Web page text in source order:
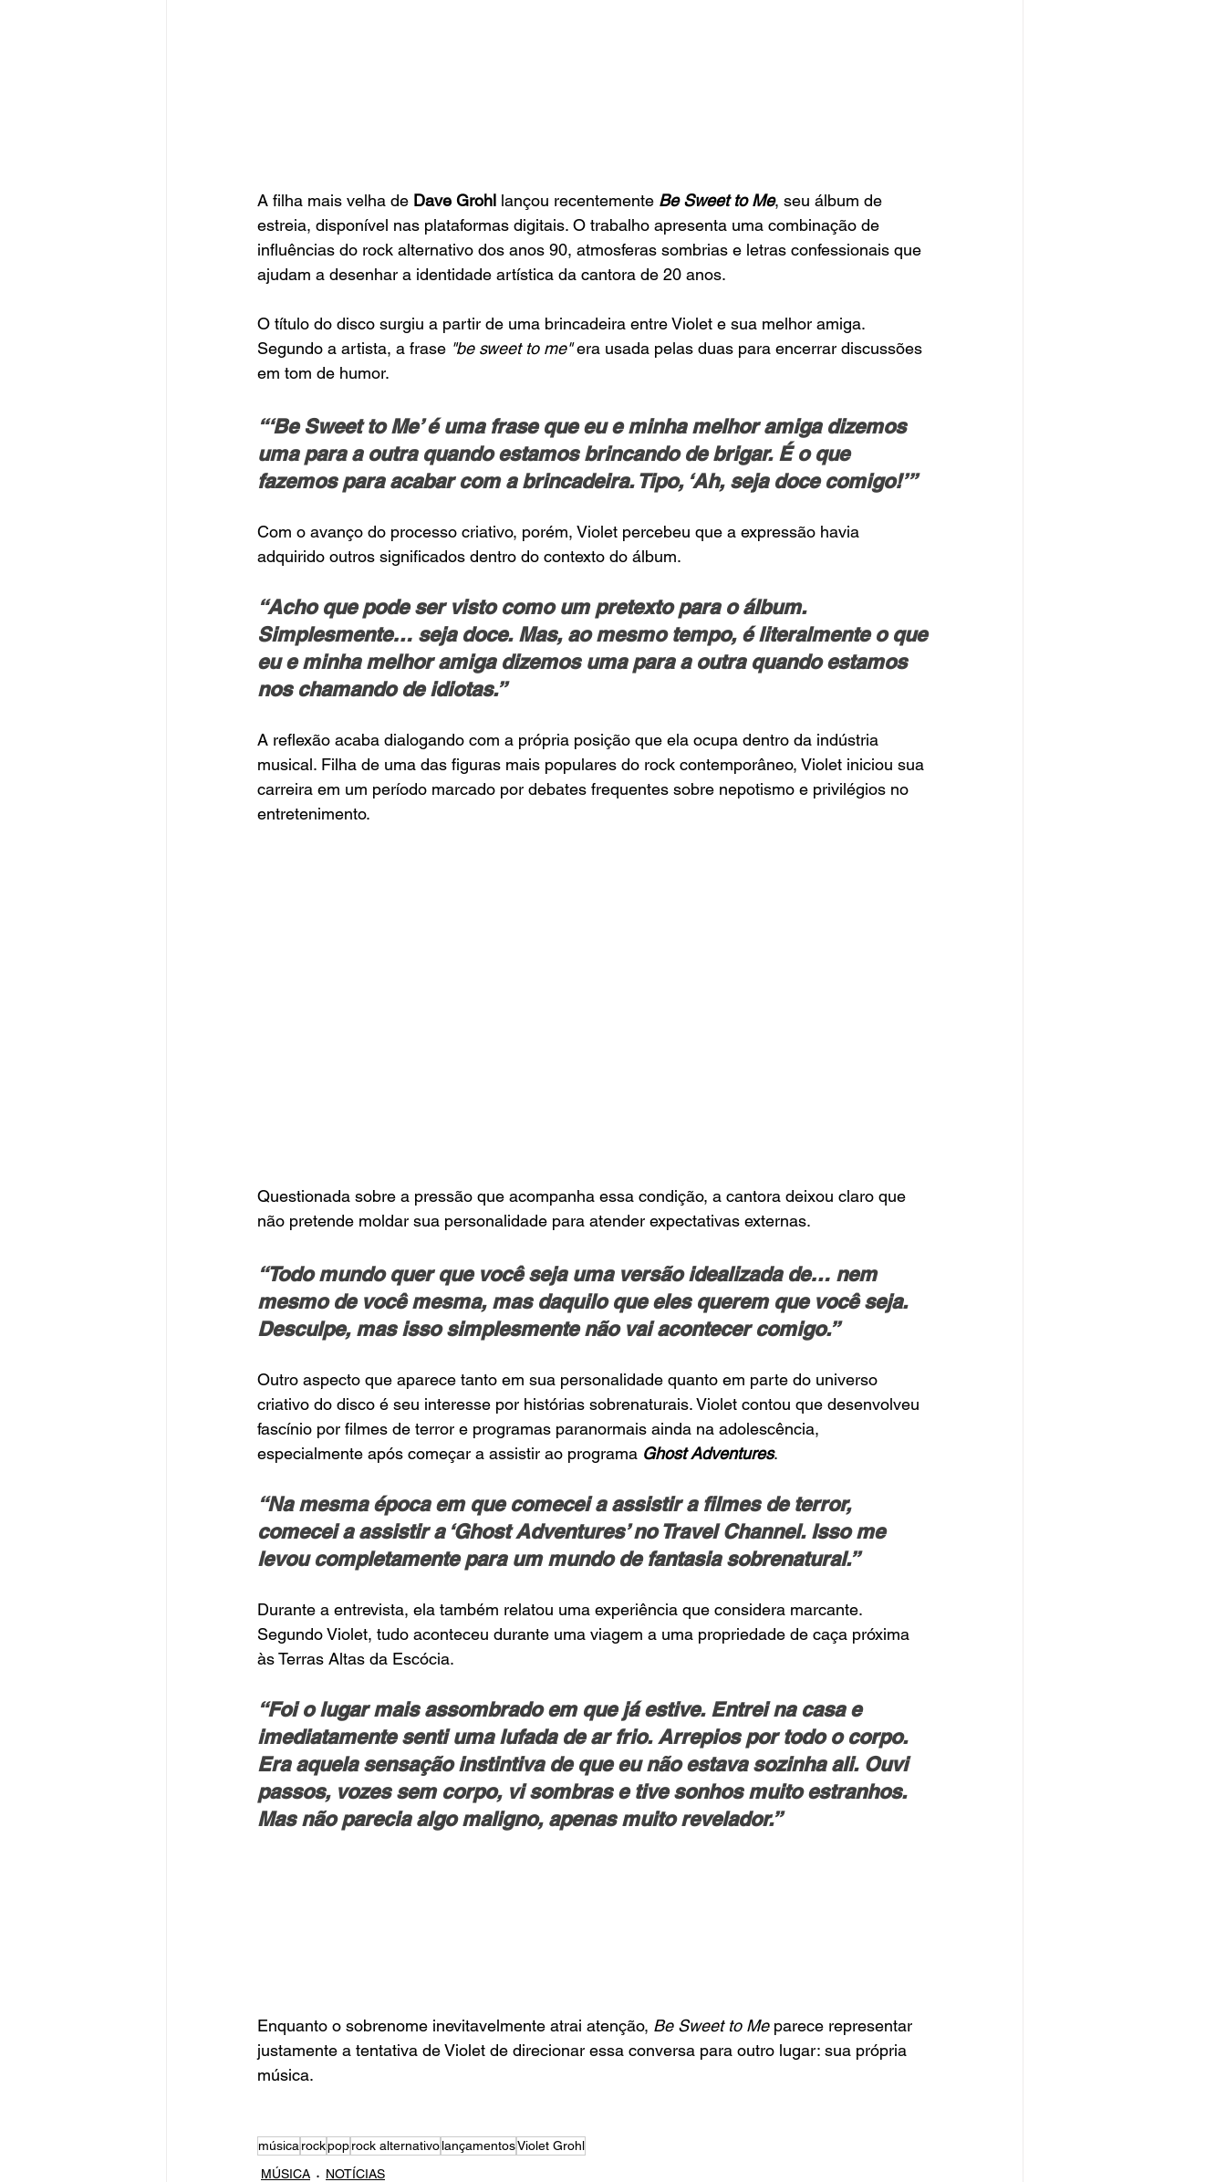
A filha mais velha de Dave Grohl lançou recentemente Be Sweet to Me, seu álbum de
estreia, disponível nas plataformas digitais. O trabalho apresenta uma combinação de
influências do rock alternativo dos anos 90, atmosferas sombrias e letras confessionais que
ajudam a desenhar a identidade artística da cantora de 20 anos.
O título do disco surgiu a partir de uma brincadeira entre Violet e sua melhor amiga.
Segundo a artista, a frase "be sweet to me" era usada pelas duas para encerrar discussões
em tom de humor.
“‘Be Sweet to Me’ é uma frase que eu e minha melhor amiga dizemos
uma para a outra quando estamos brincando de brigar. É o que
fazemos para acabar com a brincadeira. Tipo, ‘Ah, seja doce comigo!’”
Com o avanço do processo criativo, porém, Violet percebeu que a expressão havia
adquirido outros significados dentro do contexto do álbum.
“Acho que pode ser visto como um pretexto para o álbum.
Simplesmente… seja doce. Mas, ao mesmo tempo, é literalmente o que
eu e minha melhor amiga dizemos uma para a outra quando estamos
nos chamando de idiotas.”
A reflexão acaba dialogando com a própria posição que ela ocupa dentro da indústria
musical. Filha de uma das figuras mais populares do rock contemporâneo, Violet iniciou sua
carreira em um período marcado por debates frequentes sobre nepotismo e privilégios no
entretenimento.
Questionada sobre a pressão que acompanha essa condição, a cantora deixou claro que
não pretende moldar sua personalidade para atender expectativas externas.
“Todo mundo quer que você seja uma versão idealizada de… nem
mesmo de você mesma, mas daquilo que eles querem que você seja.
Desculpe, mas isso simplesmente não vai acontecer comigo.”
Outro aspecto que aparece tanto em sua personalidade quanto em parte do universo
criativo do disco é seu interesse por histórias sobrenaturais. Violet contou que desenvolveu
fascínio por filmes de terror e programas paranormais ainda na adolescência,
especialmente após começar a assistir ao programa Ghost Adventures.
“Na mesma época em que comecei a assistir a filmes de terror,
comecei a assistir a ‘Ghost Adventures’ no Travel Channel. Isso me
levou completamente para um mundo de fantasia sobrenatural.”
Durante a entrevista, ela também relatou uma experiência que considera marcante.
Segundo Violet, tudo aconteceu durante uma viagem a uma propriedade de caça próxima
às Terras Altas da Escócia.
“Foi o lugar mais assombrado em que já estive. Entrei na casa e
imediatamente senti uma lufada de ar frio. Arrepios por todo o corpo.
Era aquela sensação instintiva de que eu não estava sozinha ali. Ouvi
passos, vozes sem corpo, vi sombras e tive sonhos muito estranhos.
Mas não parecia algo maligno, apenas muito revelador.”
Enquanto o sobrenome inevitavelmente atrai atenção, Be Sweet to Me parece representar
justamente a tentativa de Violet de direcionar essa conversa para outro lugar: sua própria
música.
músicarockpoprock alternativolançamentosViolet Grohl
MÚSICA
NOTÍCIAS